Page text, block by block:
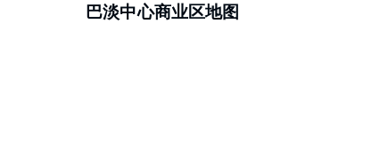
巴淡中心商业区地图